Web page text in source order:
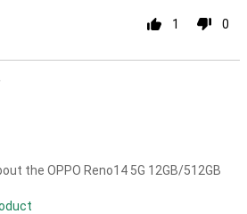
1 0
the OPPO Reno14 5G 12GB/512GB